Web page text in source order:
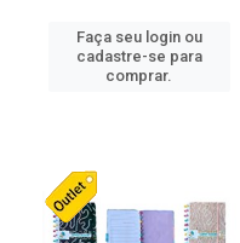
Faça seu login ou
cadastre-se para
comprar.